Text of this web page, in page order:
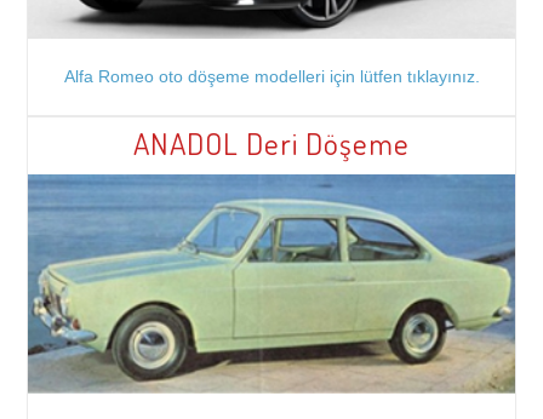
Alfa Romeo oto döşeme modelleri için lütfen tıklayınız.
ANADOL Deri Döşeme